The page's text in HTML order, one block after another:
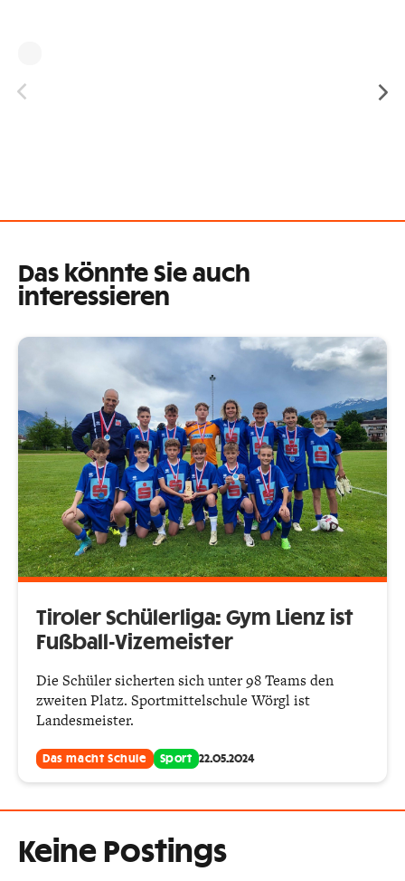
Das könnte Sie auch
interessieren
Tiroler Schülerliga: Gym Lienz ist
Fußball-Vizemeister
Die Schüler sicherten sich unter 98 Teams den
zweiten Platz. Sportmittelschule Wörgl ist
Landesmeister.
Das macht Schule Sport 22.05.2024
Keine Postings